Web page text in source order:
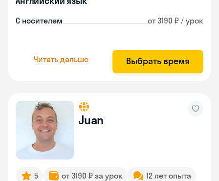
С носителем от 3190 ₽ / урок
Читать дальше Выбрать время
Juan
5 от 3190 ₽ за урок
12 лет опыта